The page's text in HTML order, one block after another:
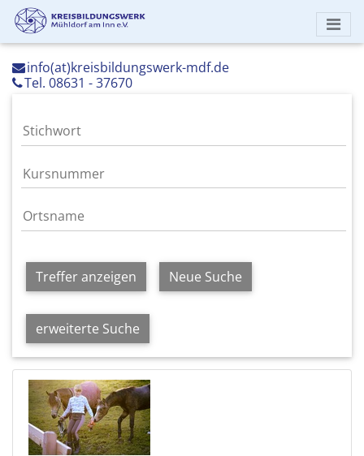
info(at)kreisbildungswerk-mdf.de
Tel. 08631 - 37670
Treffer anzeigen Neue Suche
erweiterte Suche